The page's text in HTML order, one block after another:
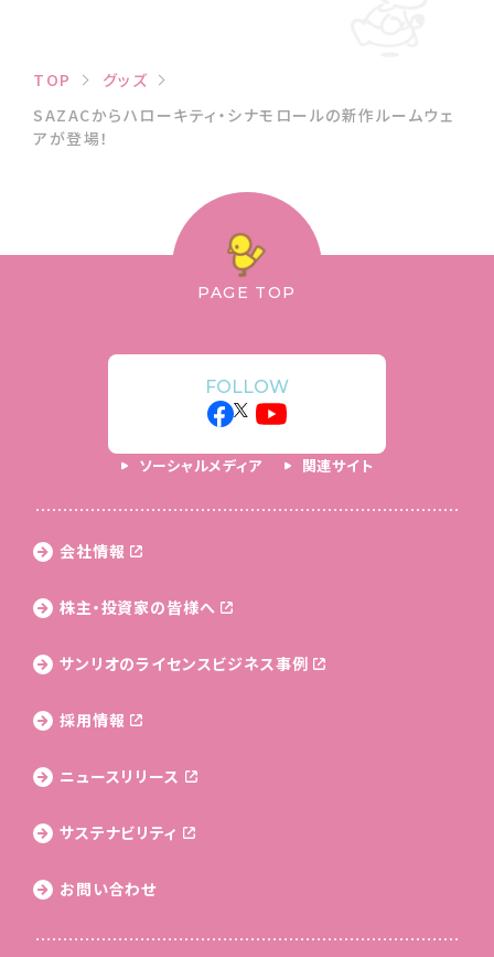
TOP
グッズ
SAZACからハローキティ・シナモロールの新作ルームウェ
アが登場！
PAGE TOP
FOLLOW
ソーシャルメディア 関連サイト
会社情報
株主・投資家の皆様へ
サンリオのライセンス ビジネス事例
採用情報
ニュースリリース
サステナビリティ
お問い合わせ